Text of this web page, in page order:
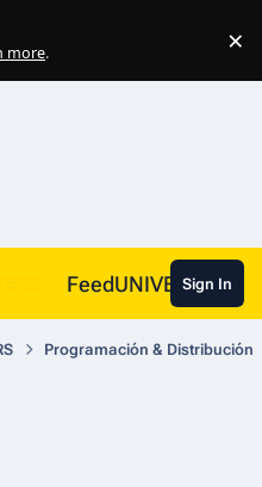
more. ×
FeedUNIVERSSign In
Programación & Distribución